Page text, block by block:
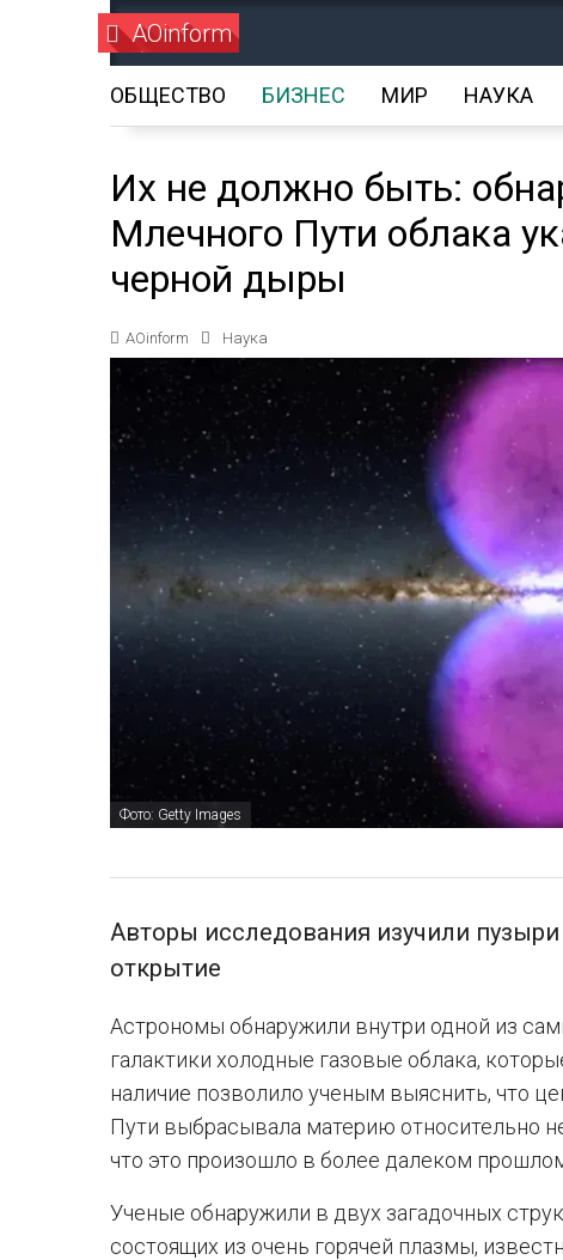
AOinform
ОБЩЕСТВО БИЗНЕС МИР НАУКА
Их не должно быть:
Млечного Пути облака
черной дыры
AOinform Наука
Фото: Getty Images
Авторы исследования изучили
открытие
Астрономы обнаружили внутри одной из
галактики холодные газовые облака,
наличие позволило ученым выяснить, что
Пути выбрасывала материю относительно
что это произошло в более далеком
Ученые обнаружили в двух загадочных
состоящих из очень горячей плазмы,